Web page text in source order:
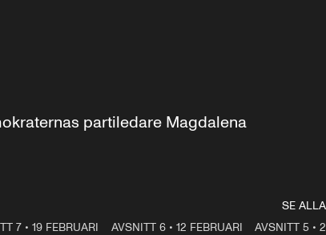
partiledare Magdalena
SE ALLA
24:30
7• 19 FEBRUARI 27:30
AVSNITT 6 •12 FEBRUARI AVSNITT 5 •